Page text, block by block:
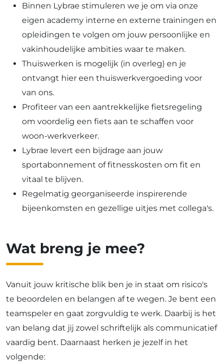
Binnen Lybrae stimuleren we je om via onze
eigen academy interne en externe trainingen en
opleidingen te volgen om jouw persoonlijke en
vakinhoudelijke ambities waar te maken.
Thuiswerken is mogelijk (in overleg) en je
ontvangt hier een thuiswerkvergoeding voor
van ons.
Profiteer van een aantrekkelijke fietsregeling
om voordelig een fiets aan te schaffen voor
woon-werkverkeer.
Lybrae levert een bijdrage aan jouw
sportabonnement of fitnesskosten om fit en
vitaal te blijven.
Regelmatig georganiseerde inspirerende
bijeenkomsten en gezellige uitjes met collega's.
Wat breng je mee?
Vanuit jouw kritische blik ben je in staat om risico's
te beoordelen en belangen af te wegen. Je bent een
teamspeler en gaat zorgvuldig te werk. Daarbij is het
van belang dat jij zowel schriftelijk als communicatief
vaardig bent. Daarnaast herken je jezelf in het
volgende: